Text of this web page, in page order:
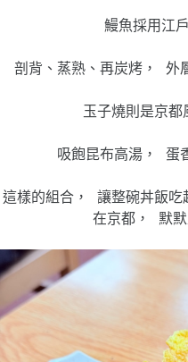
鰻魚採用江
剖背、蒸熟、再炭烤， 外
玉子燒則是京都
吸飽昆布高湯， 蛋
這樣的組合， 讓整碗丼飯
在京都， 默默